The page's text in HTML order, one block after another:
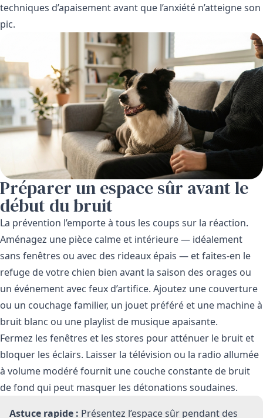
techniques d’apaisement avant que l’anxiété n’atteigne son
pic.
Préparer un espace sûr avant le
début du bruit
La prévention l’emporte à tous les coups sur la réaction.
Aménagez une pièce calme et intérieure — idéalement
sans fenêtres ou avec des rideaux épais — et faites-en le
refuge de votre chien bien avant la saison des orages ou
un événement avec feux d’artifice. Ajoutez une couverture
ou un couchage familier, un jouet préféré et une machine à
bruit blanc ou une playlist de musique apaisante.
Fermez les fenêtres et les stores pour atténuer le bruit et
bloquer les éclairs. Laisser la télévision ou la radio allumée
à volume modéré fournit une couche constante de bruit
de fond qui peut masquer les détonations soudaines.
Astuce rapide : Présentez l’espace sûr pendant des